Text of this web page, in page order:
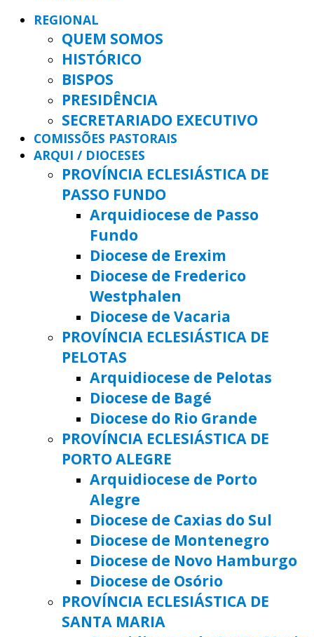
REGIONAL
QUEM SOMOS
HISTÓRICO
BISPOS
PRESIDÊNCIA
SECRETARIADO EXECUTIVO
COMISSÕES PASTORAIS
ARQUI / DIOCESES
PROVÍNCIA ECLESIÁSTICA DE
PASSO FUNDO
Arquidiocese de Passo
Fundo
Diocese de Erexim
Diocese de Frederico
Westphalen
Diocese de Vacaria
PROVÍNCIA ECLESIÁSTICA DE
PELOTAS
Arquidiocese de Pelotas
Diocese de Bagé
Diocese do Rio Grande
PROVÍNCIA ECLESIÁSTICA DE
PORTO ALEGRE
Arquidiocese de Porto
Alegre
Diocese de Caxias do Sul
Diocese de Montenegro
Diocese de Novo Hamburgo
Diocese de Osório
PROVÍNCIA ECLESIÁSTICA DE
SANTA MARIA